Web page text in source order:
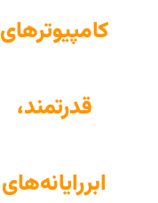
کامپیوترهای
قدرتمند،
ابررایانه‌های